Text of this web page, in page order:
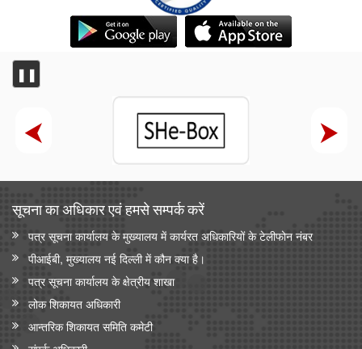
❚❚
सूचना का अधिकार एवं हमसे सम्‍पर्क करें
पत्र सूचना कार्यालय के मुख्यालय में कार्यरत अधिकारियों के टेलीफोन नंबर
पीआईबी, मुख्यालय नई दिल्ली में कौन क्या है।
पत्र सूचना कार्यालय के क्षेत्रीय शाखा
लोक शिकायत अधिकारी
आन्‍तरिक शिकायत समिति कमेटी